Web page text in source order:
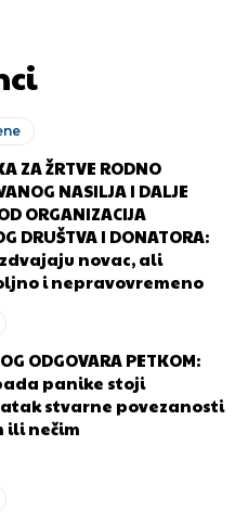
ZA ŽRTVE RODNO
NASILJA I DALJE
ORGANIZACIJA
DRUŠTVA I DONATORA:
novac, ali
i nepravovremeno
ODGOVARA PETKOM:
panike stoji
stvarne povezanosti
ili nečim